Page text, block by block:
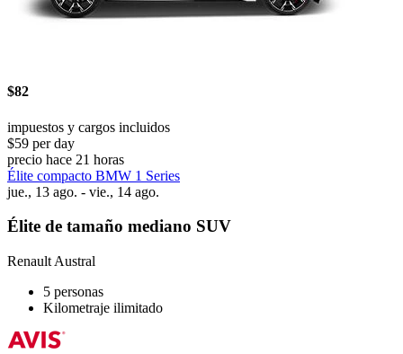
$82
impuestos y cargos incluidos
$59 per day
precio hace 21 horas
Élite compacto BMW 1 Series
jue., 13 ago. - vie., 14 ago.
Élite de tamaño mediano SUV
Renault Austral
5 personas
Kilometraje ilimitado